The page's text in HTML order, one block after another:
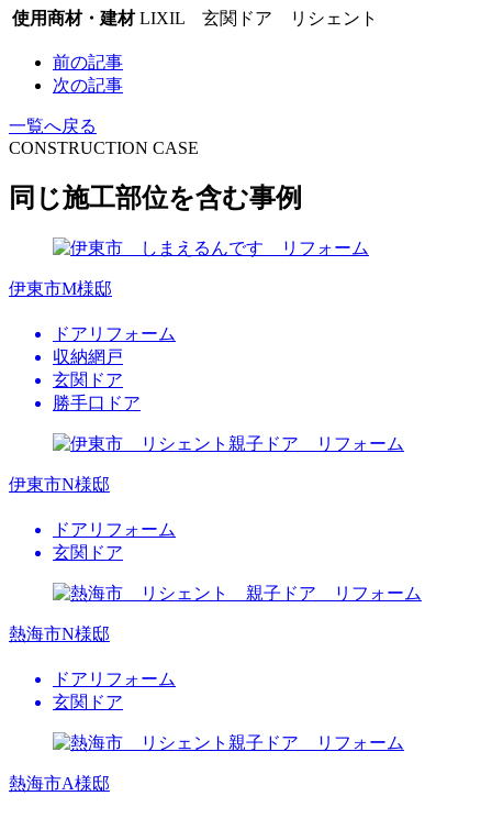
使用商材・建材 LIXIL 玄関ドア リシェント
前の記事
次の記事
一覧へ戻る
CONSTRUCTION CASE
同じ施工部位を含む事例
伊東市M様邸
ドアリフォーム
収納網戸
玄関ドア
勝手口ドア
伊東市N様邸
ドアリフォーム
玄関ドア
熱海市N様邸
ドアリフォーム
玄関ドア
熱海市A様邸